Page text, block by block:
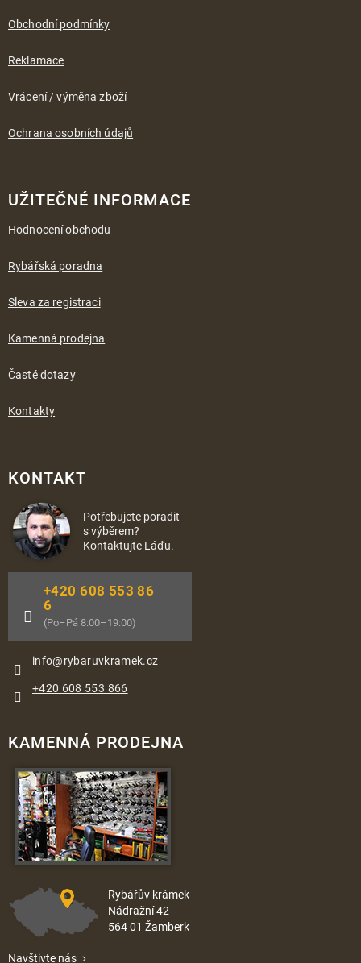
Obchodní podmínky
Reklamace
Vrácení / výměna zboží
Ochrana osobních údajů
UŽITEČNÉ INFORMACE
Hodnocení obchodu
Rybářská poradna
Sleva za registraci
Kamenná prodejna
Časté dotazy
Kontakty
KONTAKT
Potřebujete poradit
s výběrem?
Kontaktujte Láďu.
info@rybaruvkramek.cz
+420 608 553 86
6
(Po–Pá 8:00–19:00)
+420 608 553 866
KAMENNÁ PRODEJNA
Rybářův krámek
Nádražní 42
564 01 Žamberk
Navštivte nás